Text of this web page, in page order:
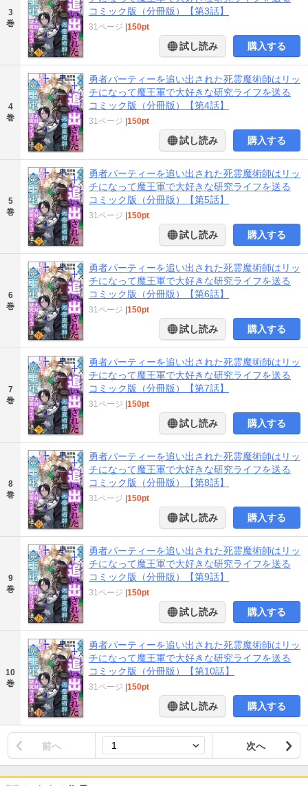
3
巻
コミック版（分冊版）【第3話】
31ページ 150pt
試し読み 購入する
4
巻
勇者パーティーを追い出された死霊魔術師はリッ
チになって魔王軍で大好きな研究ライフを送る
コミック版（分冊版）【第4話】
31ページ 150pt
試し読み 購入する
5
巻
勇者パーティーを追い出された死霊魔術師はリッ
チになって魔王軍で大好きな研究ライフを送る
コミック版（分冊版）【第5話】
31ページ 150pt
試し読み 購入する
6
巻
勇者パーティーを追い出された死霊魔術師はリッ
チになって魔王軍で大好きな研究ライフを送る
コミック版（分冊版）【第6話】
31ページ 150pt
試し読み 購入する
7
巻
勇者パーティーを追い出された死霊魔術師はリッ
チになって魔王軍で大好きな研究ライフを送る
コミック版（分冊版）【第7話】
31ページ 150pt
試し読み 購入する
8
巻
勇者パーティーを追い出された死霊魔術師はリッ
チになって魔王軍で大好きな研究ライフを送る
コミック版（分冊版）【第8話】
31ページ 150pt
試し読み 購入する
9
巻
勇者パーティーを追い出された死霊魔術師はリッ
チになって魔王軍で大好きな研究ライフを送る
コミック版（分冊版）【第9話】
31ページ 150pt
試し読み 購入する
10
巻
勇者パーティーを追い出された死霊魔術師はリッ
チになって魔王軍で大好きな研究ライフを送る
コミック版（分冊版）【第10話】
31ページ 150pt
試し読み 購入する
前へ 次へ